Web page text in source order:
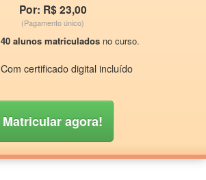
Por: R$ 23,00
(Pagamento único)
40 alunos matriculadosno curso.
Com certificado digital incluído
Matricular agora!